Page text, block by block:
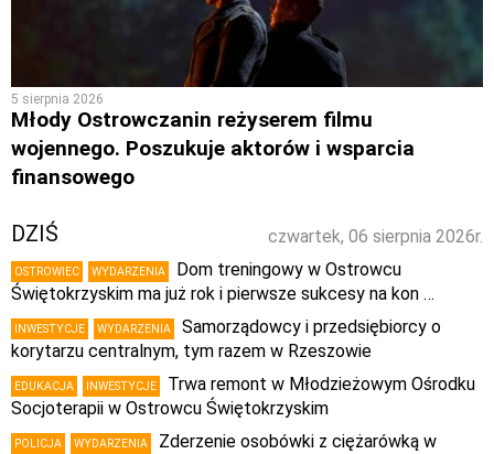
5 sierpnia 2026
Młody Ostrowczanin reżyserem filmu
wojennego. Poszukuje aktorów i wsparcia
finansowego
czwartek, 06 sierpnia 2026r.
DZIŚ
OSTROWIEC WYDARZENIA
Dom treningowy w Ostrowcu
Świętokrzyskim ma już rok i pierwsze sukcesy na kon …
INWESTYCJE WYDARZENIA
Samorządowcy i przedsiębiorcy o
korytarzu centralnym, tym razem w Rzeszowie
EDUKACJA INWESTYCJE
Trwa remont w Młodzieżowym Ośrodku
Socjoterapii w Ostrowcu Świętokrzyskim
POLICJA WYDARZENIA
Zderzenie osobówki z ciężarówką w